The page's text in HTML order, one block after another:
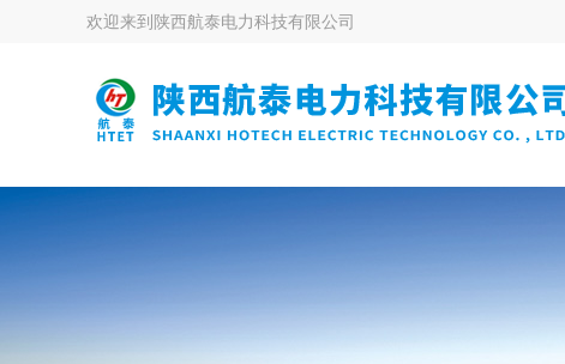
欢迎来到 陕西航泰电力科技有限公司